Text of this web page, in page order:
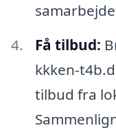
Få tilbud:
kkken-
tilbud fra